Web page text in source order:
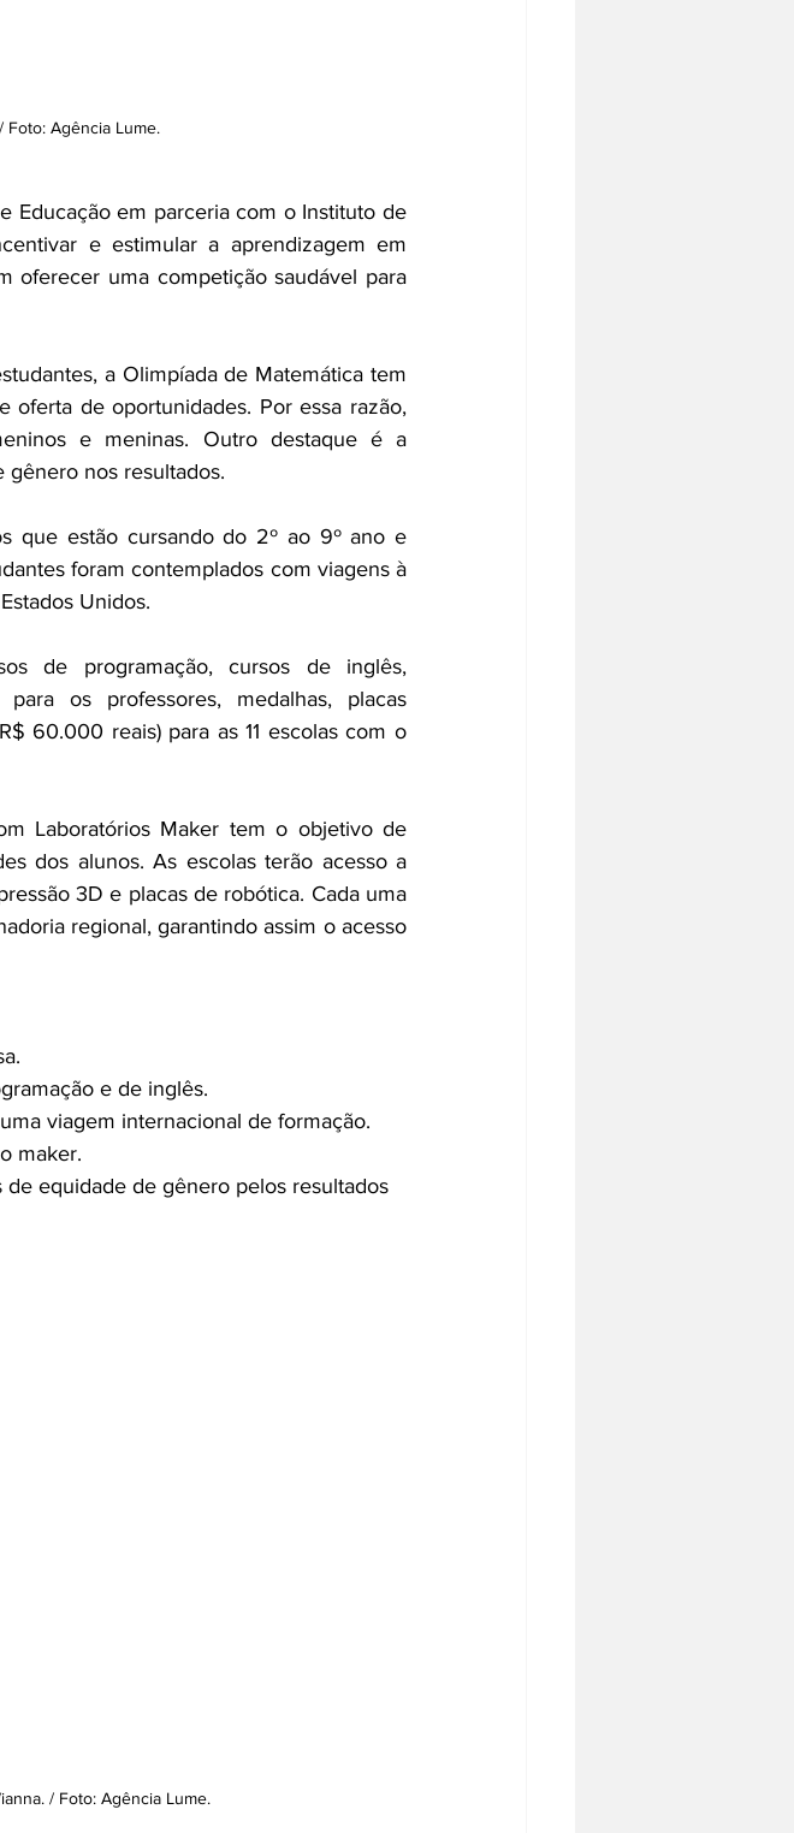
Foto: Agência Lume.
Educação em parceria com o Instituto de
e estimular a aprendizagem em
oferecer uma competição saudável para
a Olimpíada de Matemática tem
de oportunidades. Por essa razão,
e meninas. Outro destaque é a
gênero nos resultados.
que estão cursando do 2º ao 9º ano e
foram contemplados com viagens à
Unidos.
de programação, cursos de inglês,
os professores, medalhas, placas
60.000 reais) para as 11 escolas com o
Laboratórios Maker tem o objetivo de
dos alunos. As escolas terão acesso a
3D e placas de robótica. Cada uma
regional, garantindo assim o acesso
e de inglês.
viagem internacional de formação.
maker.
equidade de gênero pelos resultados
/ Foto: Agência Lume.